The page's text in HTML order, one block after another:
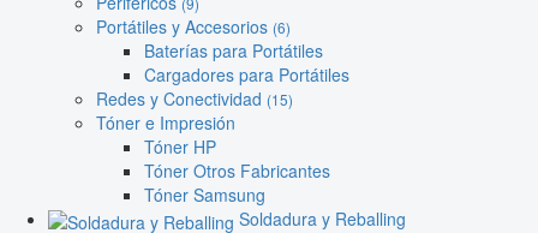
Portátiles y Accesorios (6)
Baterías para Portátiles
Cargadores para Portátiles
Redes y Conectividad (15)
Tóner e Impresión
Tóner HP
Tóner Otros Fabricantes
Tóner Samsung
Soldadura y Reballing